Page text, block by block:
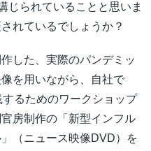
じられていることと思いま
れているでしょうか？
した、実際のパンデミッ
を用いながら、自社で
るためのワークショップ
房制作の「新型インフル
（ニュース映像DVD）を